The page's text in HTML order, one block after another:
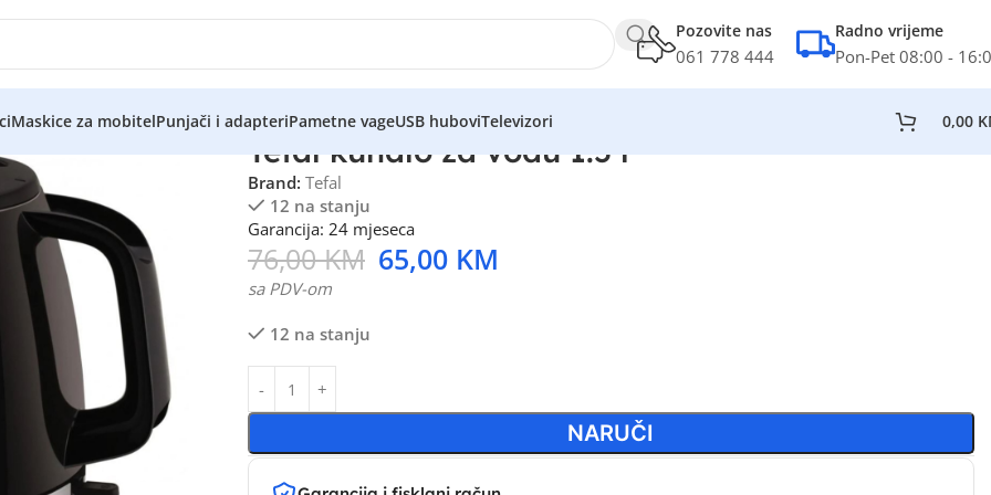
Pozovite nas
061 778 444
Radno vrijeme
Pon-Pet 08:00 -
Maskice za mobitelPunjači i adapteriPametne vageUSB huboviTelevizori 0,00
Tefal kuhalo za vodu 1.5 l
Brand: Tefal
12 na stanju
Garancija: 24 mjeseca
76,00KM 65,00 KM
sa PDV-om
12 na stanju
NARUČI